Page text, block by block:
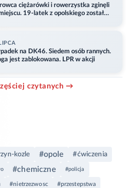
ciężarówki i rowerzystka zginęli
19-latek z opolskiego został
na DK46. Siedem osób rannych.
jest zablokowana. LPR w akcji
czytanych →
kozle #opole #ćwiczenia
#chemiczne #policja
#nietrzezwosc #przestepstwa